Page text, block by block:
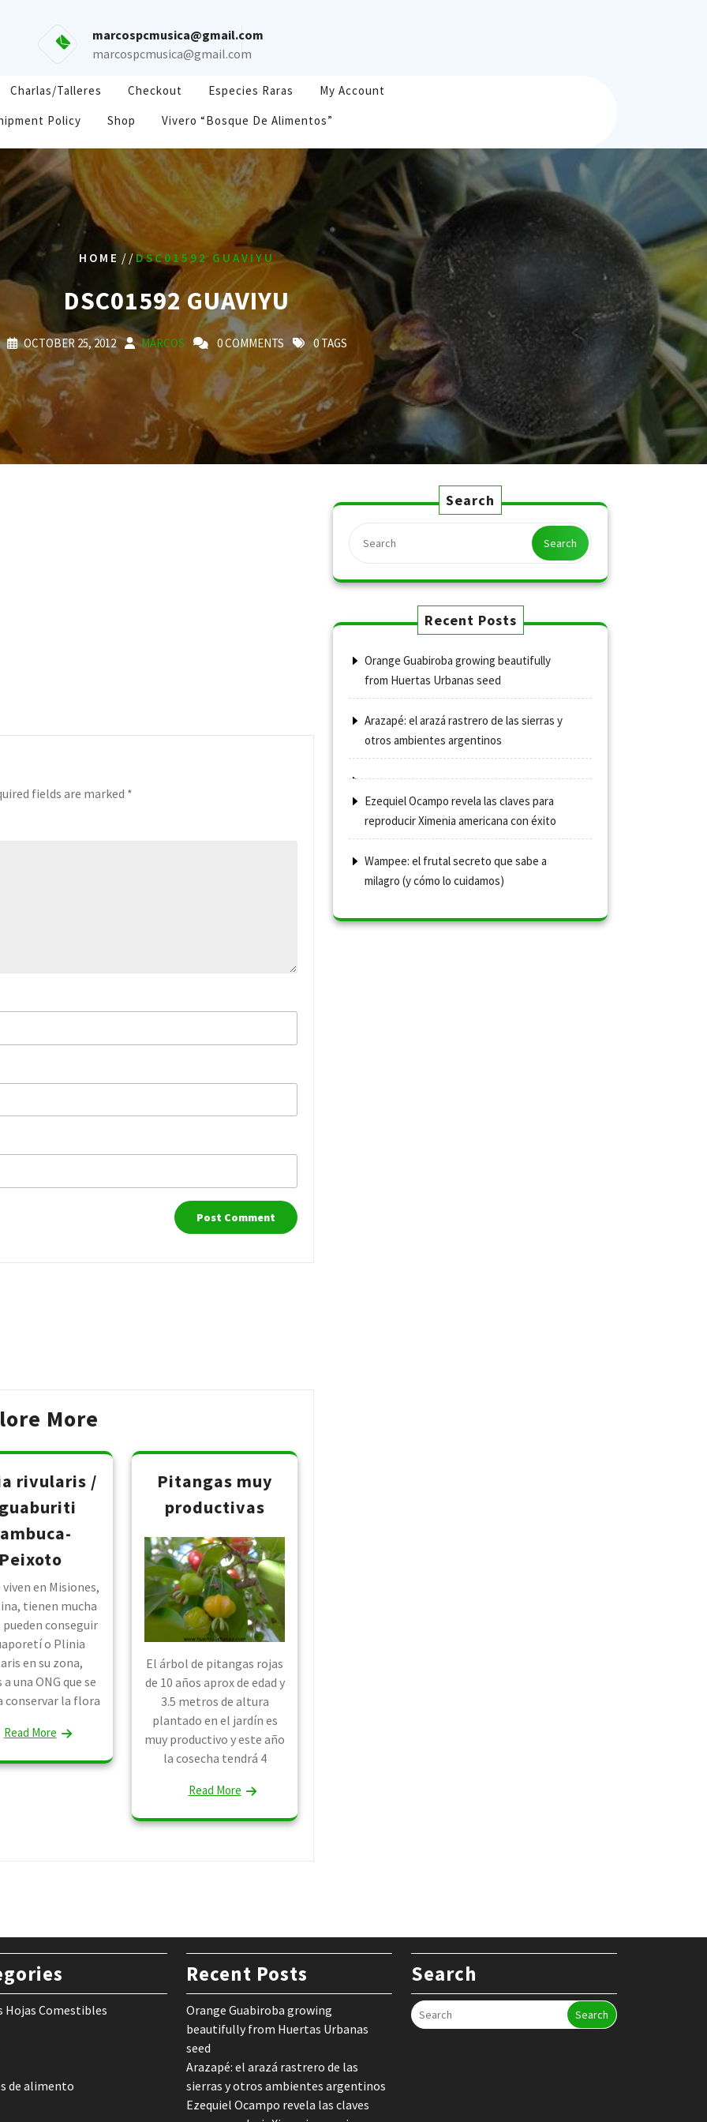
marcospcmusica@gmail.com
marcospcmusica@gmail.com
Charlas/Talleres Checkout Especies Raras
My Account
Policy Shop Vivero “Bosque De Alimentos”
HOME / /DSC01592 GUAVIYU
DSC01592 GUAVIYU
OCTOBER 25, 2012 MARCOS 0 COMMENTS 0 TAGS
fields are marked *
More
rivularis /
Peixoto
viven en Misiones,
tienen mucha
conseguir
o Plinia
en su zona,
una ONG que se
conservar la flora
Read More
Pitangas muy
productivas
El árbol de pitangas rojas
de 10 años aprox de edad y
3.5 metros de altura
plantado en el jardín es
muy productivo y este año
la cosecha tendrá 4
Read More
Search
Search
Recent Posts
Orange Guabiroba growing beautifully
from Huertas Urbanas seed
Arazapé: el arazá rastrero de las sierras y
otros ambientes argentinos
Ezequiel Ocampo revela las claves para
reproducir Ximenia americana con éxito
Wampee: el frutal secreto que sabe a
milagro (y cómo lo cuidamos)
Hojas Comestibles
de alimento
Recent Posts
Orange Guabiroba growing
beautifully from Huertas Urbanas
seed
Arazapé: el arazá rastrero de las
sierras y otros ambientes argentinos
Ezequiel Ocampo revela las claves
Search
Search